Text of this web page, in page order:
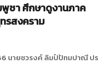
ชา ศึกษาดูงานภาค
รสงคราม
นายชวรงค์ ลิมป์ปัทมปาณี ป